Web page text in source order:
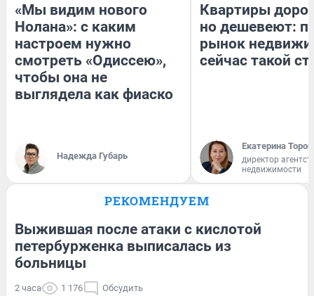
«Мы видим нового
Нолана»: с каким
настроем нужно
смотреть «Одиссею»,
чтобы она не
выглядела как фиаско
Надежда Губарь
Квартиры
но дешевеют:
рынок
сейчас такой
Екатерина
директор
недвижимости
РЕКОМЕНДУЕМ
Выжившая после атаки с кислотой
петербурженка выписалась из
больницы
2 часа 1 176 Обсудить